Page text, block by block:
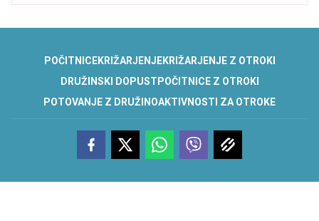
POČITNICEKRIŽARJENJEKRIŽARJENJE Z OTROKI
DRUŽINSKI DOPUST POČITNICE Z OTROKI
POTOVANJE Z DRUŽINOAKTIVNOSTI ZA OTROKE